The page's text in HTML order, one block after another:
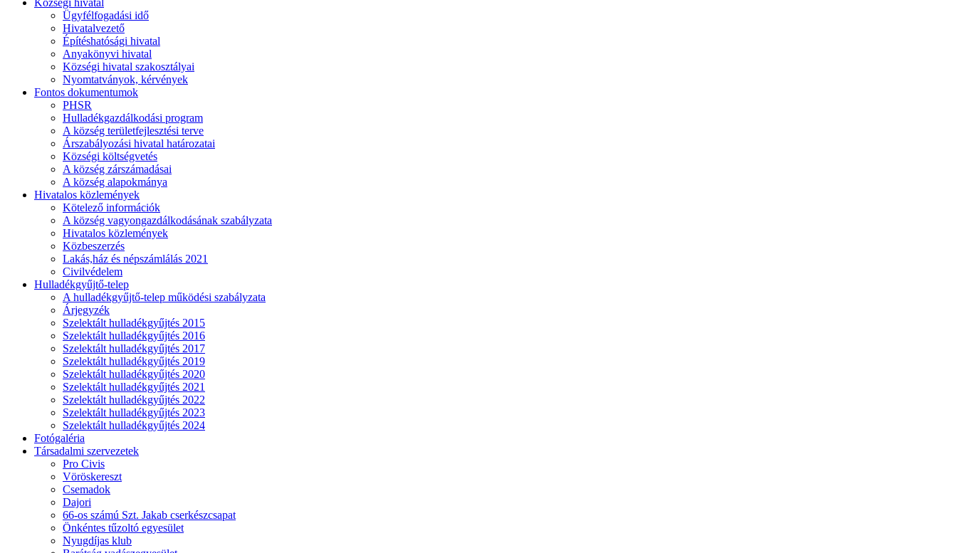
Községi hivatal
Ügyfélfogadási idő
Hivatalvezető
Építéshatósági hivatal
Anyakönyvi hivatal
Községi hivatal szakosztályai
Nyomtatványok, kérvények
Fontos dokumentumok
PHSR
Hulladékgazdálkodási program
A község területfejlesztési terve
Árszabályozási hivatal határozatai
Községi költségvetés
A község zárszámadásai
A község alapokmánya
Hivatalos közlemények
Kötelező információk
A község vagyongazdálkodásának szabályzata
Hivatalos közlemények
Közbeszerzés
Lakás,ház és népszámlálás 2021
Civilvédelem
Hulladékgyűjtő-telep
A hulladékgyűjtő-telep működési szabályzata
Árjegyzék
Szelektált hulladékgyűjtés 2015
Szelektált hulladékgyűjtés 2016
Szelektált hulladékgyűjtés 2017
Szelektált hulladékgyűjtés 2019
Szelektált hulladékgyűjtés 2020
Szelektált hulladékgyűjtés 2021
Szelektált hulladékgyűjtés 2022
Szelektált hulladékgyűjtés 2023
Szelektált hulladékgyűjtés 2024
Fotógaléria
Társadalmi szervezetek
Pro Civis
Vöröskereszt
Csemadok
Dajori
66-os számú Szt. Jakab cserkészcsapat
Önkéntes tűzoltó egyesület
Nyugdíjas klub